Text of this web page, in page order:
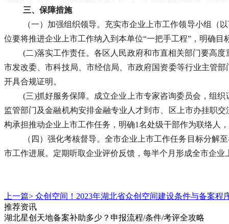
三、保障措施
（一）加强组织领导。充实市企业上市工作领导小组（
位要将推进企业上市工作纳入到本单位“一把手工程”，明确目
(二)落实工作责任。各区人民政府和市直相关部门要高
市发改委、市科技局、市经信局、市政府国资委等行业主管
开具合规证明。
(三)抓好服务保障。成立企业上市专家咨询委员会，组
监管部门及金融机构安排金融专业人才到市、区上市办挂职
构承担推动企业上市工作任务，明确1名处级干部作为联络人
（四）强化考核督导。全市企业上市工作任务目标分解
市工作进展。定期听取企业评价反馈，每半个月形成全市企
上一篇> 众创空间！2023年湖北省众创空间建设条件与备案程
推荐资讯
湖北星创天地备案补助多少？申报流程/条件/考评全攻略